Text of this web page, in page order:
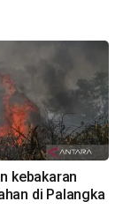
kebakaran
di Palangka